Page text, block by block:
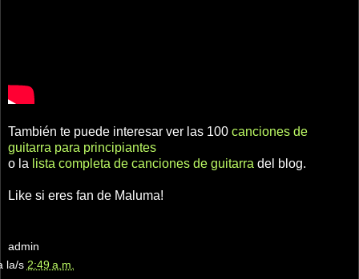
También te puede interesar ver las 100 canciones de
guitarra para principiantes
o la lista completa de canciones de guitarra del blog.
Like si eres fan de Maluma!
admin
la/s 2:49 a.m.